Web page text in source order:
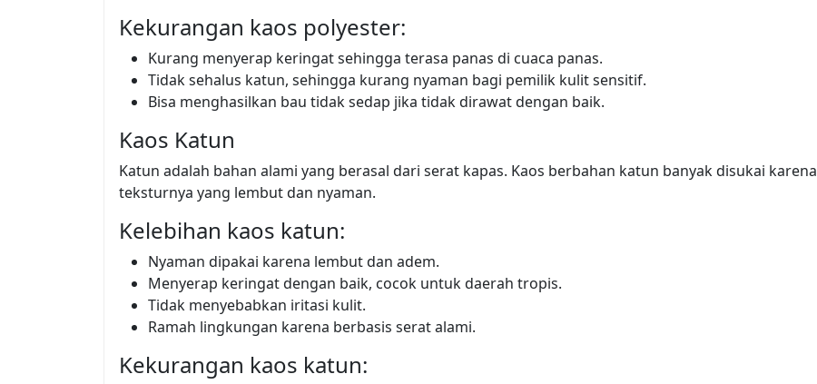
Kekurangan kaos polyester:
Kurang menyerap keringat sehingga terasa panas di cuaca panas.
Tidak sehalus katun, sehingga kurang nyaman bagi pemilik kulit sensitif.
Bisa menghasilkan bau tidak sedap jika tidak dirawat dengan baik.
Kaos Katun
Katun adalah bahan alami yang berasal dari serat kapas. Kaos berbahan katun banyak disukai karena
teksturnya yang lembut dan nyaman.
Kelebihan kaos katun:
Nyaman dipakai karena lembut dan adem.
Menyerap keringat dengan baik, cocok untuk daerah tropis.
Tidak menyebabkan iritasi kulit.
Ramah lingkungan karena berbasis serat alami.
Kekurangan kaos katun: